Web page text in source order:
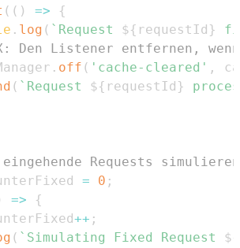
( ( ) =>
{
. log ( ` Request ${ requestId }
Den Listener entfernen,
. off ( 'cache-cleared' ,
( ` Request ${ requestId }
Requests
= 0 ;
=>
{
++ ;
( ` Simulating Fixed Request
${